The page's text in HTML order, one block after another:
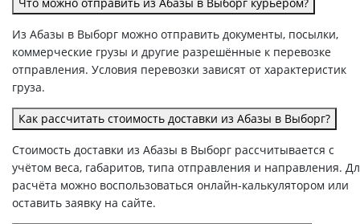
Из Абазы в Выборг можно отправить документы, посылки,
коммерческие грузы и другие разрешённые к перевозке
отправления. Условия перевозки зависят от характеристик
груза.
Как рассчитать стоимость доставки из Абазы в Выборг?
Стоимость доставки из Абазы в Выборг рассчитывается с
учётом веса, габаритов, типа отправления и направления.
расчёта можно воспользоваться онлайн-калькулятором или
оставить заявку на сайте.